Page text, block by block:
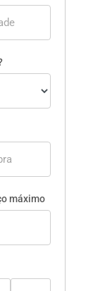
máximo